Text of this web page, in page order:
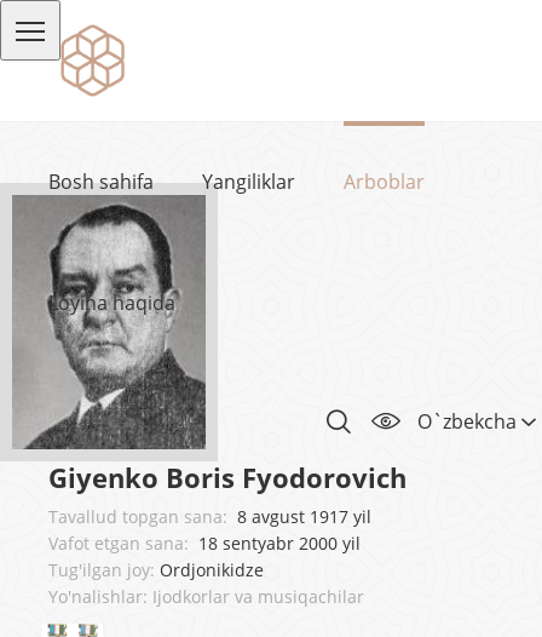
Bosh sahifa Yangiliklar Arboblar
Loyiha haqida
O`zbekcha
Giyenko Boris Fyodorovich
Tavallud topgan sana: 8 avgust 1917 yil
Vafot etgan sana: 18 sentyabr 2000 yil
Tug'ilgan joy: Ordjonikidze
Yo'nalishlar: Ijodkorlar va musiqachilar